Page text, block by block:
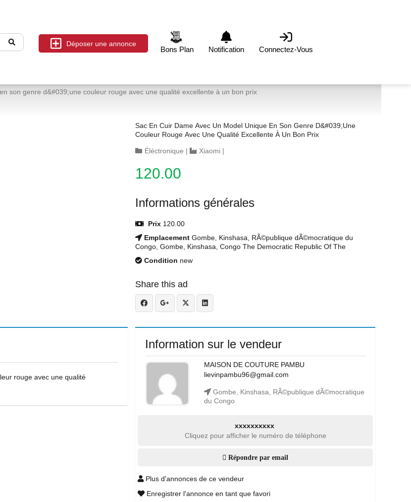
Déposer une annonce
Bons Plan Notification Connectez-Vous
son genre d&#039;une couleur rouge avec une qualité excellente à un bon prix
Sac En Cuir Dame Avec Un Model Unique En Son Genre D&#039;une
Couleur Rouge Avec Une Qualité Excellente À Un Bon Prix
Éléctronique | Xiaomi |
120.00
Informations générales
Prix 120.00
Emplacement Gombe, Kinshasa, RÃ©publique dÃ©mocratique du
Congo, Gombe, Kinshasa, Congo The Democratic Republic Of The
Condition new
Share this ad
rouge avec une qualité
Information sur le vendeur
MAISON DE COUTURE PAMBU
lievinpambu96@gmail.com
Gombe, Kinshasa, RÃ©publique dÃ©mocratique
du Congo
xxxxxxxxxx
Cliquez pour afficher le numéro de téléphone
Répondre par email
Plus d'annonces de ce vendeur
Enregistrer l'annonce en tant que favori